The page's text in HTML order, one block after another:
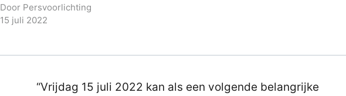
Door Persvoorlichting
15 juli 2022
“Vrijdag 15 juli 2022 kan als een volgende belangrijke